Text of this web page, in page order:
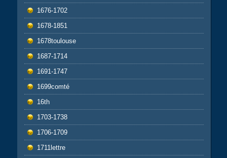
1676-1702
1678-1851
1678toulouse
1687-1714
1691-1747
1699comté
16th
1703-1738
1706-1709
1711lettre